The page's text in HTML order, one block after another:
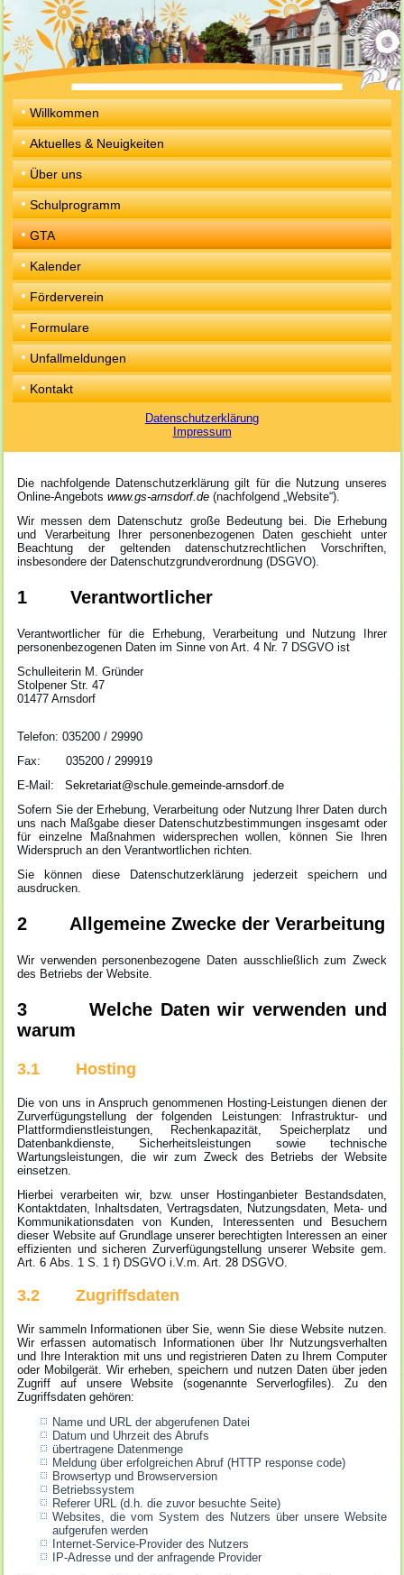
Willkommen
Aktuelles & Neuigkeiten
Über uns
Schulprogramm
GTA
Kalender
Förderverein
Formulare
Unfallmeldungen
Kontakt
Datenschutzerklärung
Impressum
Die nachfolgende Datenschutzerklärung gilt für die Nutzung unseres
Online-Angebotswww.gs-arnsdorf.de (nachfolgend „Website“).
Wir messen dem Datenschutz große Bedeutung bei. Die Erhebung
und Verarbeitung Ihrer personenbezogenen Daten geschieht unter
Beachtung der geltenden datenschutzrechtlichen Vorschriften,
insbesondere der Datenschutzgrundverordnung (DSGVO).
1 Verantwortlicher
Verantwortlicher für die Erhebung, Verarbeitung und Nutzung Ihrer
personenbezogenen Daten im Sinne von Art. 4 Nr. 7 DSGVO ist
Schulleiterin M. Gründer
Stolpener Str. 47
01477 Arnsdorf
Telefon: 035200 / 29990
Fax: 035200 / 299919
E-Mail:Sekretariat@schule.gemeinde-arnsdorf.de
Sofern Sie der Erhebung, Verarbeitung oder Nutzung Ihrer Daten durch
uns nach Maßgabe dieser Datenschutzbestimmungen insgesamt oder
für einzelne Maßnahmen widersprechen wollen, können Sie Ihren
Widerspruch an den Verantwortlichen richten.
Sie können diese Datenschutzerklärung jederzeit speichern und
ausdrucken.
2 Allgemeine Zwecke der Verarbeitung
Wir verwenden personenbezogene Daten ausschließlich zum Zweck
des Betriebs der Website.
3 Welche Daten wir verwenden und
warum
3.1 Hosting
Die von uns in Anspruch genommenen Hosting-Leistungen dienen der
Zurverfügungstellung der folgenden Leistungen: Infrastruktur- und
Plattformdienstleistungen, Rechenkapazität, Speicherplatz und
Datenbankdienste, Sicherheitsleistungen sowie technische
Wartungsleistungen, die wir zum Zweck des Betriebs der Website
einsetzen.
Hierbei verarbeiten wir, bzw. unser Hostinganbieter Bestandsdaten,
Kontaktdaten, Inhaltsdaten, Vertragsdaten, Nutzungsdaten, Meta- und
Kommunikationsdaten von Kunden, Interessenten und Besuchern
dieser Website auf Grundlage unserer berechtigten Interessen an einer
effizienten und sicheren Zurverfügungstellung unserer Website gem.
Art.6 Abs. 1 S. 1 f) DSGVO i.V.m. Art.28 DSGVO.
3.2 Zugriffsdaten
Wir sammeln Informationen über Sie, wenn Sie diese Website nutzen.
Wir erfassen automatisch Informationen über Ihr Nutzungsverhalten
und Ihre Interaktion mit uns und registrieren Daten zu Ihrem Computer
oder Mobilgerät. Wir erheben, speichern und nutzen Daten über jeden
Zugriff auf unsere Website (sogenannte Serverlogfiles). Zu den
Zugriffsdaten gehören:
Name und URL der abgerufenen Datei
Datum und Uhrzeit des Abrufs
übertragene Datenmenge
Meldung über erfolgreichen Abruf (HTTP response code)
Browsertyp und Browserversion
Betriebssystem
Referer URL (d.h. die zuvor besuchte Seite)
Websites, die vom System des Nutzers über unsere Website
aufgerufen werden
Internet-Service-Provider des Nutzers
IP-Adresse und der anfragende Provider